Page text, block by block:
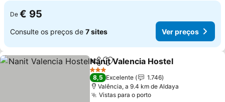
De € 95
Consulte os preços de 7 sites Ver preços
PartilharAdicionar aos favoritos
Nanit Valencia Hostel
3 Estrelas
8,5 Excelente
1.746
Valência, a 9.4 km de Aldaya
Vistas para o portoVer preços